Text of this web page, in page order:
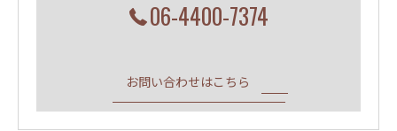
06-4400-7374
お問い合わせはこちら